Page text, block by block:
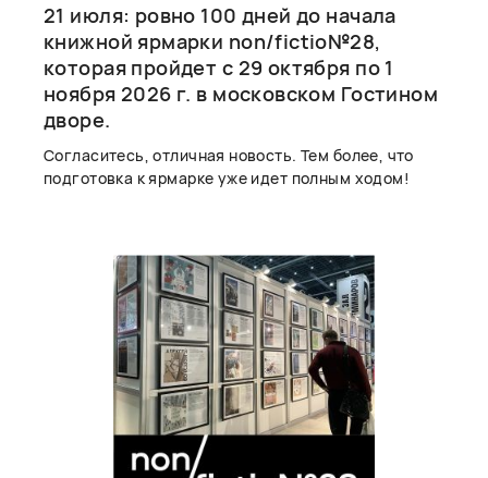
21 июля: ровно 100 дней до начала
книжной ярмарки non/fictio№28,
которая пройдет с 29 октября по 1
ноября 2026 г. в московском Гостином
дворе.
Согласитесь, отличная новость. Тем более, что
подготовка к ярмарке уже идет полным ходом!